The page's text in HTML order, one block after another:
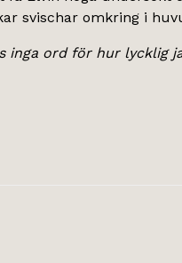
svischar omkring i
inga ord för hur lycklig